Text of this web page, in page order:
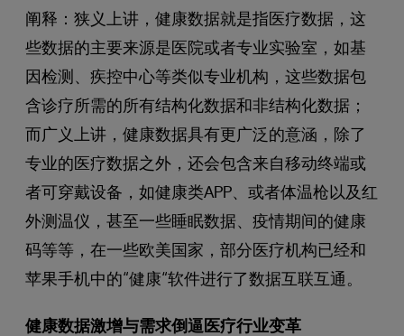
阐释：狭义上讲，健康数据就是指医疗数据，这
些数据的主要来源是医院或者专业实验室，如基
因检测、疾控中心等类似专业机构，这些数据包
含诊疗所需的所有结构化数据和非结构化数据；
而广义上讲，健康数据具有更广泛的意涵，除了
专业的医疗数据之外，还会包含来自移动终端或
者可穿戴设备，如健康类APP、或者体温枪以及红
外测温仪，甚至一些睡眠数据、疫情期间的健康
码等等，在一些欧美国家，部分医疗机构已经和
苹果手机中的“健康“软件进行了数据互联互通。
健康数据激增与需求倒逼医疗行业变革